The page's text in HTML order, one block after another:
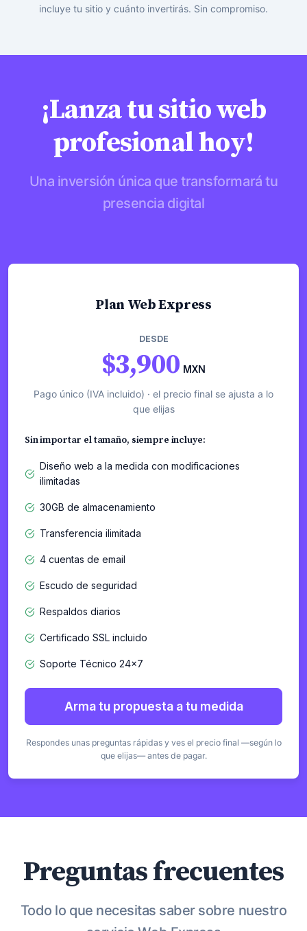
incluye tu sitio y cuánto invertirás. Sin compromiso.
¡Lanza tu sitio web
profesional hoy!
Una inversión única que transformará tu
presencia digital
Plan Web Express
DESDE
$3,900 MXN
Pago único (IVA incluido) · el precio final se ajusta a lo
que elijas
Sin importar el tamaño, siempre incluye:
Diseño web a la medida con modificaciones
ilimitadas
30GB de almacenamiento
Transferencia ilimitada
4 cuentas de email
Escudo de seguridad
Respaldos diarios
Certificado SSL incluido
Soporte Técnico 24×7
Arma tu propuesta a tu medida
Respondes unas preguntas rápidas y ves el precio final —según lo
que elijas— antes de pagar.
Preguntas frecuentes
Todo lo que necesitas saber sobre nuestro